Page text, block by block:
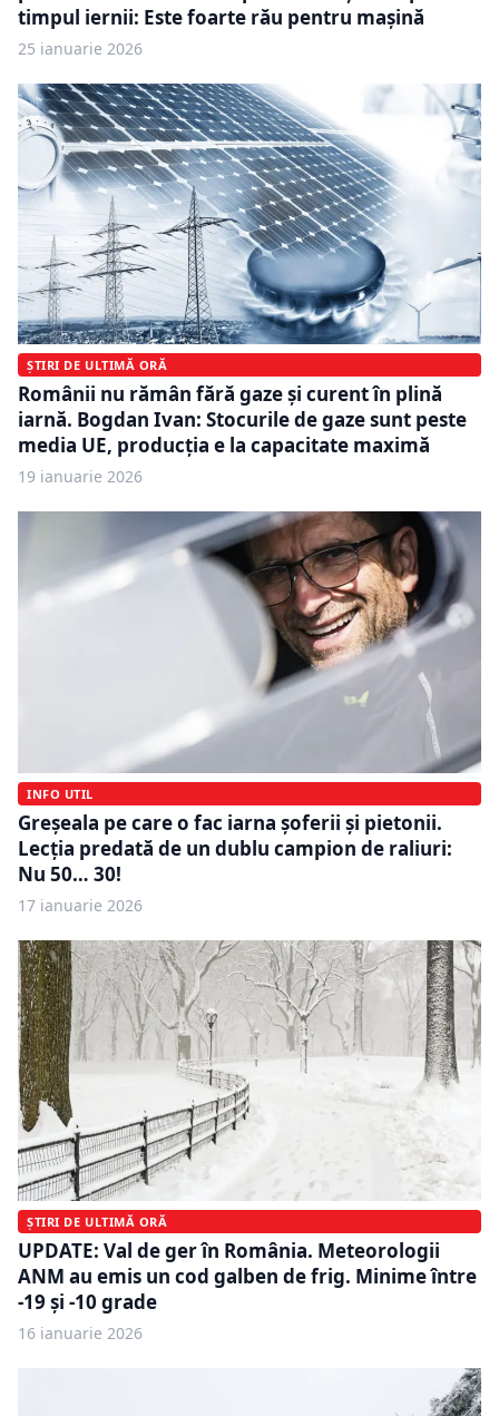
timpul iernii: Este foarte rău pentru mașină
25 ianuarie 2026
ȘTIRI DE ULTIMĂ ORĂ
Românii nu rămân fără gaze și curent în plină
iarnă. Bogdan Ivan: Stocurile de gaze sunt peste
media UE, producția e la capacitate maximă
19 ianuarie 2026
INFO UTIL
Greșeala pe care o fac iarna șoferii și pietonii.
Lecția predată de un dublu campion de raliuri:
Nu 50… 30!
17 ianuarie 2026
ȘTIRI DE ULTIMĂ ORĂ
UPDATE: Val de ger în România. Meteorologii
ANM au emis un cod galben de frig. Minime între
-19 şi -10 grade
16 ianuarie 2026